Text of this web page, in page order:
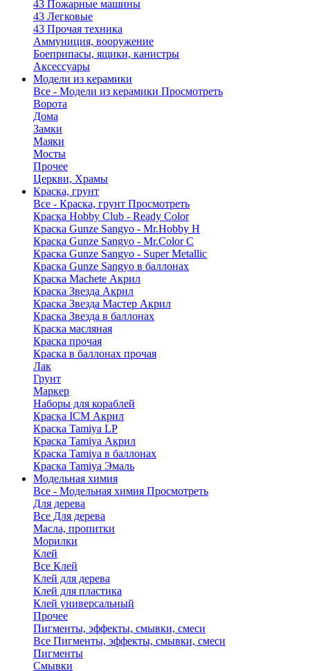
43 Пожарные машины
43 Легковые
43 Прочая техника
Аммуниция, вооружение
Боеприпасы, ящики, канистры
Аксессуары
Модели из керамики
Все - Модели из керамики Просмотреть
Ворота
Дома
Замки
Маяки
Мосты
Прочее
Церкви, Храмы
Краска, грунт
Все - Краска, грунт Просмотреть
Краска Hobby Club - Ready Color
Краска Gunze Sangyo - Mr.Hobby H
Краска Gunze Sangyo - Mr.Color C
Краска Gunze Sangyo - Super Metallic
Краска Gunze Sangyo в баллонах
Краска Machete Акрил
Краска Звезда Акрил
Краска Звезда Мастер Акрил
Краска Звезда в баллонах
Краска масляная
Краска прочая
Краска в баллонах прочая
Лак
Грунт
Маркер
Наборы для кораблей
Краска ICM Акрил
Краска Tamiya LP
Краска Tamiya Акрил
Краска Tamiya в баллонах
Краска Tamiya Эмаль
Модельная химия
Все - Модельная химия Просмотреть
Для дерева
Все Для дерева
Масла, пропитки
Морилки
Клей
Все Клей
Клей для дерева
Клей для пластика
Клей универсальный
Прочее
Пигменты, эффекты, смывки, смеси
Все Пигменты, эффекты, смывки, смеси
Пигменты
Смывки